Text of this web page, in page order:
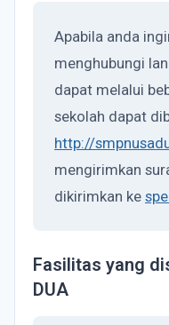
Apabila anda
menghubungi
dapat melalui
sekolah dapat
http://
mengirimkan
dikirimkan ke
Fasilitas yang
DUA